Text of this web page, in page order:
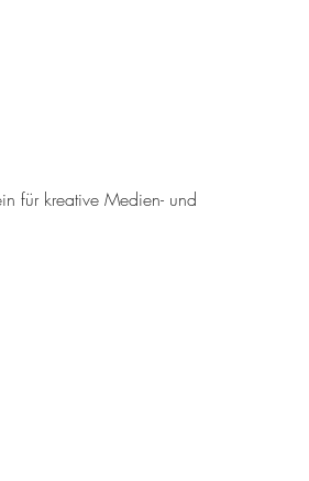
für kreative Medien- und